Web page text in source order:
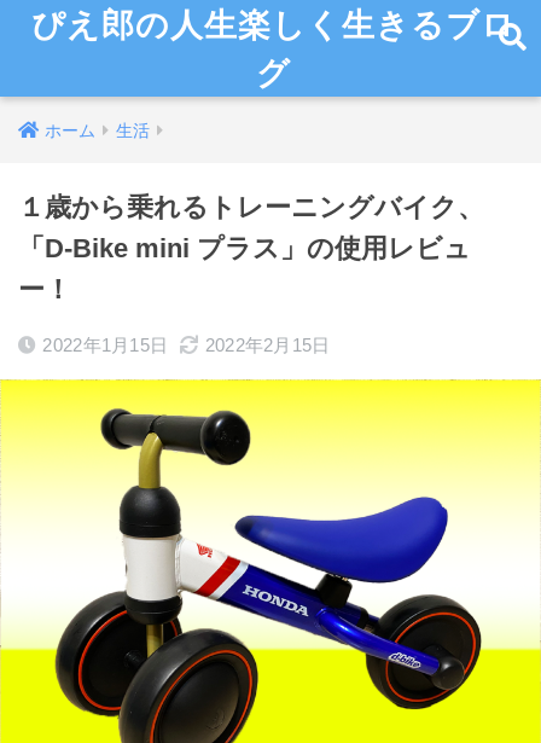
ぴえ郎の人生楽しく生きるブロ
グ
ホーム 生活
１歳から乗れるトレーニングバイク、
「D-Bike mini プラス」の使用レビュ
ー！
2022年1月15日 2022年2月15日